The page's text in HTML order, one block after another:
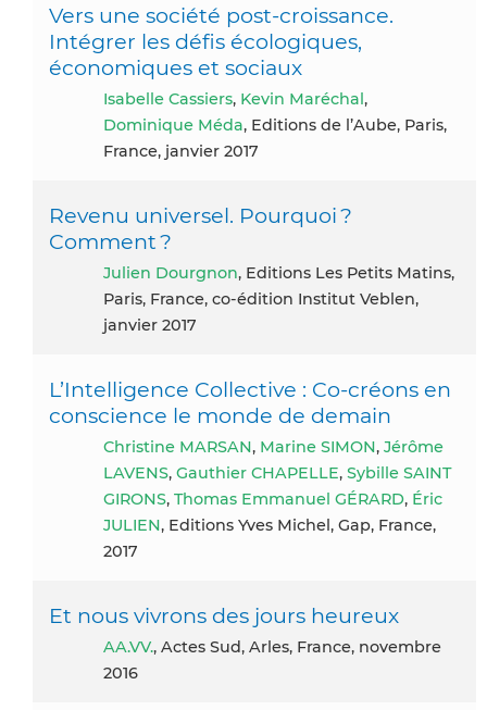
Vers une société post-croissance.
Intégrer les défis écologiques,
économiques et sociaux
Isabelle Cassiers, Kevin Maréchal,
Dominique Méda, Editions de l’Aube, Paris,
France, janvier 2017
Revenu universel. Pourquoi ?
Comment ?
Julien Dourgnon, Editions Les Petits Matins,
Paris, France, co-édition Institut Veblen,
janvier 2017
L’Intelligence Collective : Co-créons en
conscience le monde de demain
Christine MARSAN, Marine SIMON, Jérôme
LAVENS, Gauthier CHAPELLE, Sybille SAINT
GIRONS, Thomas Emmanuel GÉRARD, Éric
JULIEN, Editions Yves Michel, Gap, France,
2017
Et nous vivrons des jours heureux
AA.VV., Actes Sud, Arles, France, novembre
2016